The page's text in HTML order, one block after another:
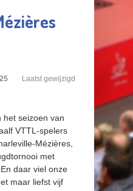
Laatst gewijzigd
het seizoen van
VTTL-spelers
Mézières,
met
daar viel onze
maar liefst vijf